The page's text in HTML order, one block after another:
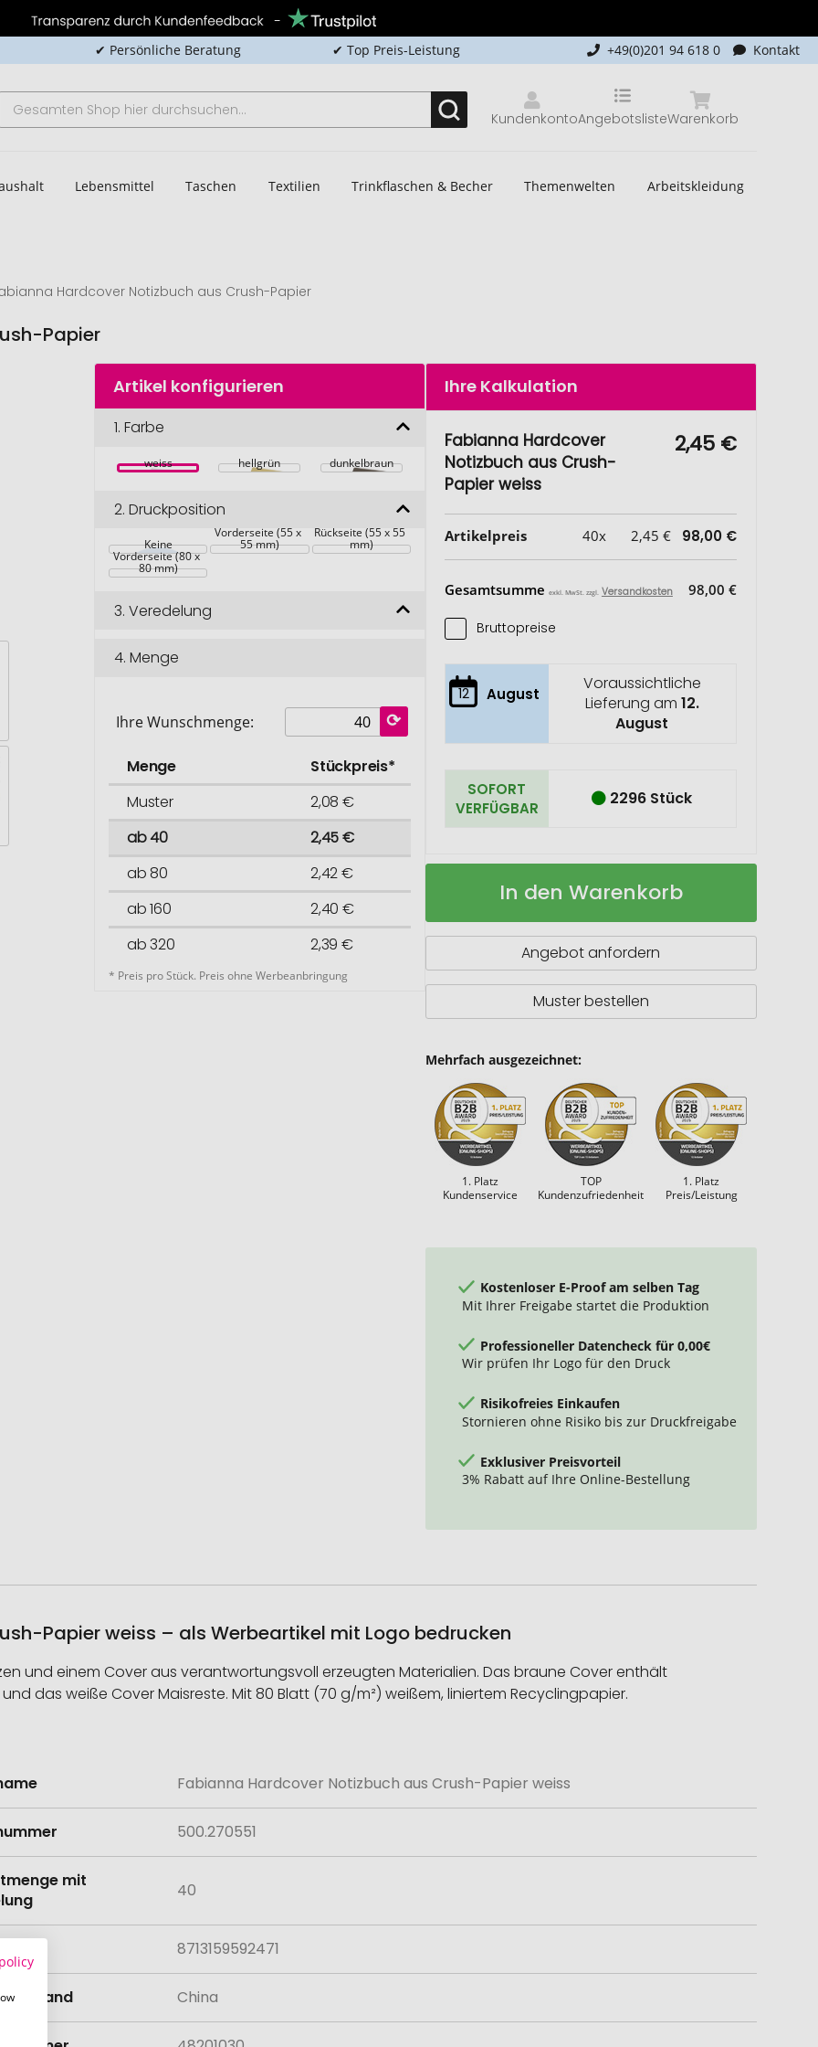
✔ Persönliche Beratung ✔ Top Preis-Leistung +49(0)201 94 618 0 Kontakt
Kundenkonto Warenkorb
Angebotsliste
Lebensmittel Taschen Textilien Trinkflaschen & Becher Themenwelten Arbeitskleidung
Hardcover Notizbuch aus Crush-Papier
Papier
Artikel konfigurieren
1.Farbe
weiss hellgrün dunkelbraun
2.Druckposition
Keine
Vorderseite (55 x
55 mm)
Rückseite (55 x 55
mm)
Vorderseite (80 x
80 mm)
3.Veredelung
4.Menge
Ihre Wunschmenge:
Menge
Stückpreis*
Muster
2,08 €
ab 40
2,45 €
ab 80
2,42 €
ab 160
2,40 €
ab 320
2,39 €
* Preis pro Stück. Preis ohne Werbeanbringung
Ihre Kalkulation
Fabianna Hardcover
Notizbuch aus Crush-
Papier weiss
2,45 €
Artikelpreis 40x 2,45 € 98,00 €
Gesamtsumme exkl. MwSt. zzgl. Versandkosten 98,00 €
Bruttopreise
12 August
Voraussichtliche
Lieferung am 12.
August
SOFORT
VERFÜGBAR
2296 Stück
Fabianna
aus
Auf
In den Warenkorb
Angebot anfordern
Muster bestellen
Mehrfach ausgezeichnet:
1. Platz
Kundenservice
TOP
Kundenzufriedenheit
1. Platz
Preis/Leistung
Kostenloser E-Proof am selben Tag
Mit Ihrer Freigabe startet die Produktion
Professioneller Datencheck für 0,00€
Wir prüfen Ihr Logo für den Druck
Risikofreies Einkaufen
Stornieren ohne Risiko bis zur Druckfreigabe
Exklusiver Preisvorteil
3% Rabatt auf Ihre Online-Bestellung
Papier weiss – als Werbeartikel mit Logo bedrucken
und einem Cover aus verantwortungsvoll erzeugten Materialien. Das braune Cover enthält
das weiße Cover Maisreste. Mit 80 Blatt (70 g/m²) weißem, liniertem Recyclingpapier.
Fabianna Hardcover Notizbuch aus Crush-Papier weiss
500.270551
mit
40
8713159592471
China